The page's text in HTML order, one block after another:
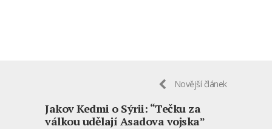
Novější článek
Jakov Kedmi o Sýrii: “Tečku za
válkou udělají Asadova vojska”